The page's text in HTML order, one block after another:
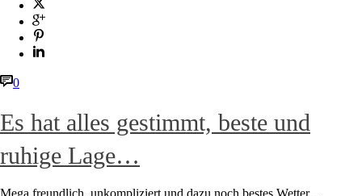
0
Es hat alles gestimmt, beste und
ruhige Lage…